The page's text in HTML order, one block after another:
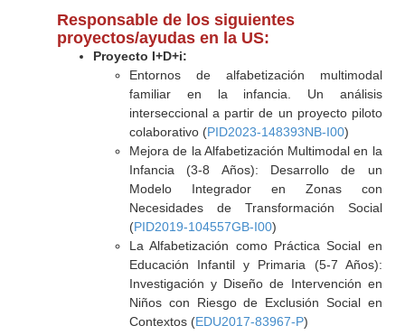
Responsable de los siguientes
proyectos/ayudas en la US:
Proyecto I+D+i:
Entornos de alfabetización multimodal
familiar en la infancia. Un análisis
interseccional a partir de un proyecto piloto
colaborativo (PID2023-148393NB-I00)
Mejora de la Alfabetización Multimodal en la
Infancia (3-8 Años): Desarrollo de un
Modelo Integrador en Zonas con
Necesidades de Transformación Social
(PID2019-104557GB-I00)
La Alfabetización como Práctica Social en
Educación Infantil y Primaria (5-7 Años):
Investigación y Diseño de Intervención en
Niños con Riesgo de Exclusión Social en
Contextos (EDU2017-83967-P)